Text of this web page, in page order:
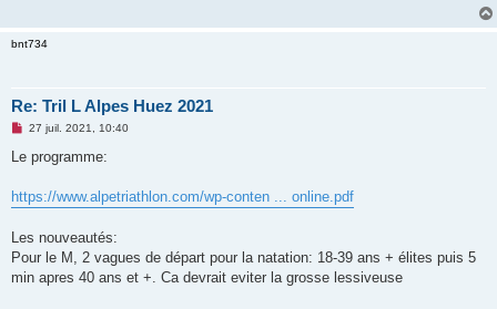
o
bnt734
Re: Tril L Alpes Huez 2021
M
s
g
e
o
n
l
u
27 juil. 2021, 10:40
Le programme:
https://www.alpetriathlon.com/wp-conten ... online.pdf
Les nouveautés:
Pour le M, 2 vagues de départ pour la natation: 18-39 ans + élites puis 5
min apres 40 ans et +. Ca devrait eviter la grosse lessiveuse